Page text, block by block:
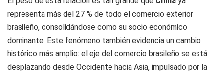
representa más del 27 % de todo el comercio exterior
brasileño, consolidándose como su socio económico
dominante. Este fenómeno también evidencia un cambio
histórico más amplio: el eje del comercio brasileño se está
desplazando desde Occidente hacia Asia, impulsado por la